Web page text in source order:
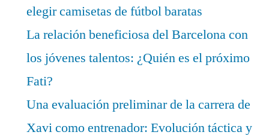
elegir camisetas de fútbol baratas
La relación beneficiosa del Barcelona con
los jóvenes talentos: ¿Quién es el próximo
Fati?
Una evaluación preliminar de la carrera de
Xavi como entrenador: Evolución táctica y